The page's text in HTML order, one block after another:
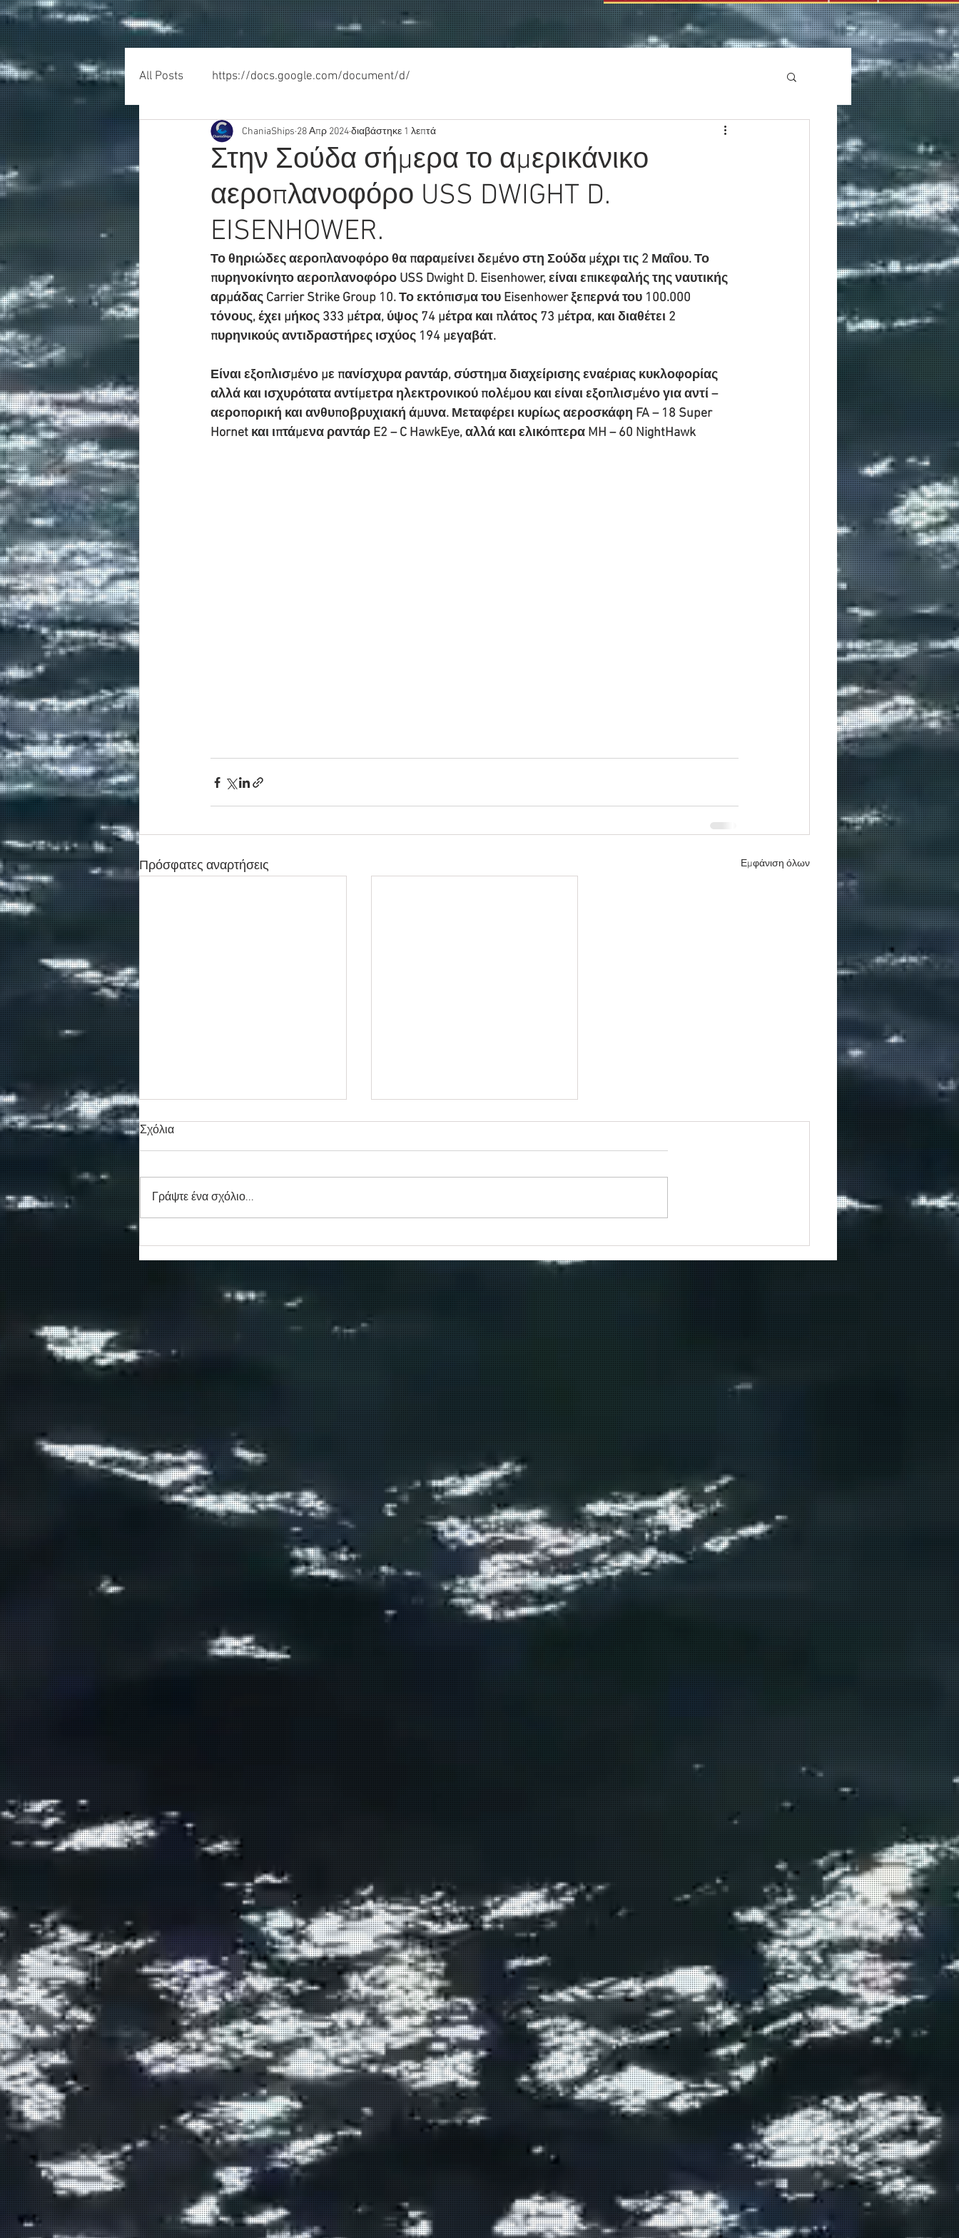
All Posts https://docs.google.com/document/d/
Στην Σούδα σήμερα το αμερικάνικο
αεροπλανοφόρο USS DWIGHT D.
EISENHOWER.
ChaniaShips 28 Απρ 2024διαβάστηκε 1 λεπτά
Το θηριώδες αεροπλανοφόρο θα παραμείνει δεμένο στη Σούδα μέχρι τις 2 Μαΐου. Το
πυρηνοκίνητο αεροπλανοφόρο USS Dwight D. Eisenhower, είναι επικεφαλής της ναυτικής
αρμάδας Carrier Strike Group 10. Το εκτόπισμα του Eisenhower ξεπερνά του 100.000
τόνους, έχει μήκος 333 μέτρα, ύψος 74 μέτρα και πλάτος 73 μέτρα, και διαθέτει 2
πυρηνικούς αντιδραστήρες ισχύος 194 μεγαβάτ.
Είναι εξοπλισμένο με πανίσχυρα ραντάρ, σύστημα διαχείρισης εναέριας κυκλοφορίας
αλλά και ισχυρότατα αντίμετρα ηλεκτρονικού πολέμου και είναι εξοπλισμένο για αντί –
αεροπορική και ανθυποβρυχιακή άμυνα. Μεταφέρει κυρίως αεροσκάφη FA – 18 Super
Hornet και ιπτάμενα ραντάρ E2 – C HawkEye, αλλά και ελικόπτερα MH – 60 NightHawk
Πρόσφατες αναρτήσεις Εμφάνιση όλων
μεταφοράς μεταναστών από τη
Σχόλια
Γράψτε ένα σχόλιο...